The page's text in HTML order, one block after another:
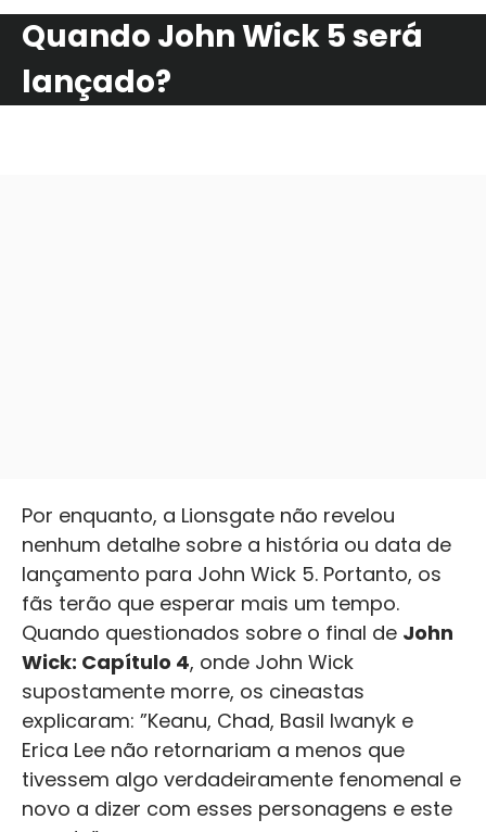
Quando John Wick 5 será
lançado?
Por enquanto, a Lionsgate não revelou
nenhum detalhe sobre a história ou data de
lançamento para John Wick 5. Portanto, os
fãs terão que esperar mais um tempo.
Quando questionados sobre o final de John
Wick: Capítulo 4, onde John Wick
supostamente morre, os cineastas
explicaram: ”Keanu, Chad, Basil Iwanyk e
Erica Lee não retornariam a menos que
tivessem algo verdadeiramente fenomenal e
novo a dizer com esses personagens e este